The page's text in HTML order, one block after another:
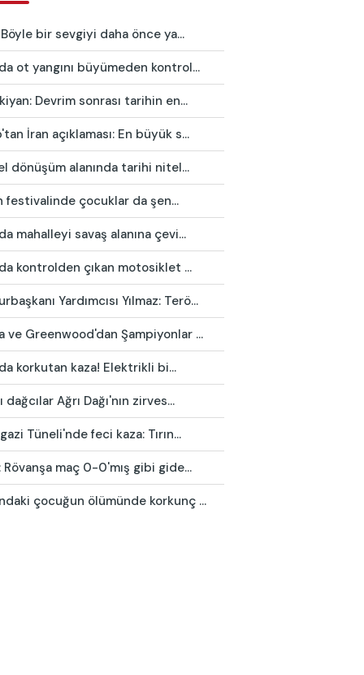
Böyle bir sevgiyi daha önce ya...
ot yangını büyümeden kontrol...
Devrim sonrası tarihin en...
İran açıklaması: En büyük s...
dönüşüm alanında tarihi nitel...
festivalinde çocuklar da şen...
mahalleyi savaş alanına çevi...
kontrolden çıkan motosiklet ...
Yardımcısı Yılmaz: Terö...
ve Greenwood'dan Şampiyonlar ...
korkutan kaza! Elektrikli bi...
dağcılar Ağrı Dağı'nın zirves...
Tüneli'nde feci kaza: Tırın...
Rövanşa maç 0-0'mış gibi gide...
çocuğun ölümünde korkunç ...